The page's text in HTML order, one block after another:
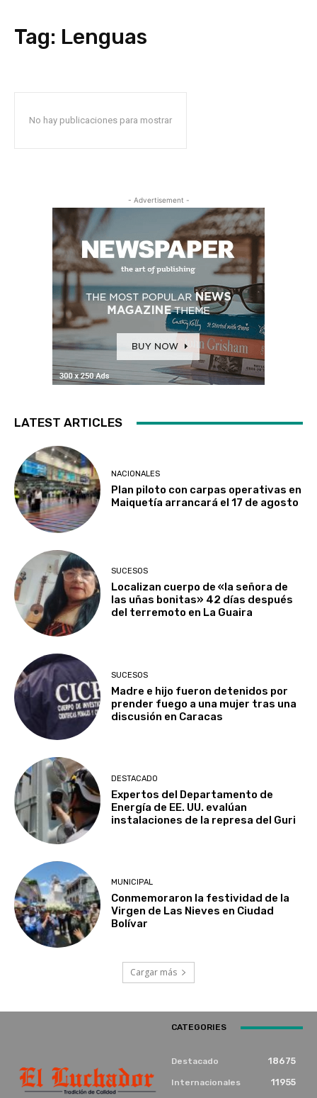
Tag: Lenguas
No hay publicaciones para mostrar
- Advertisement -
LATEST ARTICLES
NACIONALES
Plan piloto con carpas operativas en
Maiquetía arrancará el 17 de agosto
SUCESOS
Localizan cuerpo de «la señora de
las uñas bonitas» 42 días después
del terremoto en La Guaira
SUCESOS
Madre e hijo fueron detenidos por
prender fuego a una mujer tras una
discusión en Caracas
DESTACADO
Expertos del Departamento de
Energía de EE. UU. evalúan
instalaciones de la represa del Guri
MUNICIPAL
Conmemoraron la festividad de la
Virgen de Las Nieves en Ciudad
Bolívar
Cargar más
CATEGORIES
Destacado 18675
Internacionales 11955